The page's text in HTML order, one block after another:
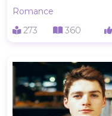
Romance
273
360